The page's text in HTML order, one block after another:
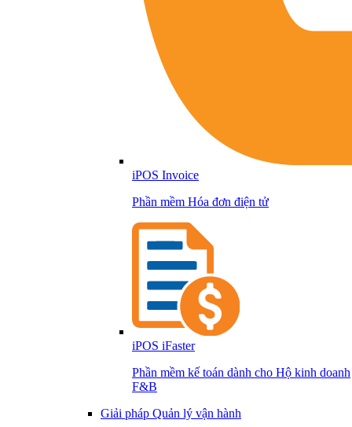
iPOS Invoice
Phần mềm Hóa đơn điện tử
iPOS iFaster
Phần mềm kế toán dành cho Hộ kinh doanh
F&B
Giải pháp Quản lý vận hành